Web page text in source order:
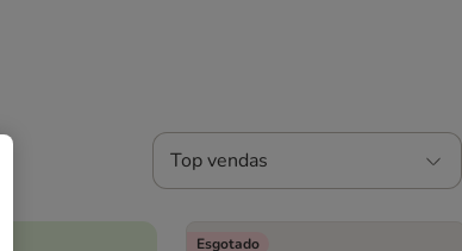
Top vendas
Esgotado